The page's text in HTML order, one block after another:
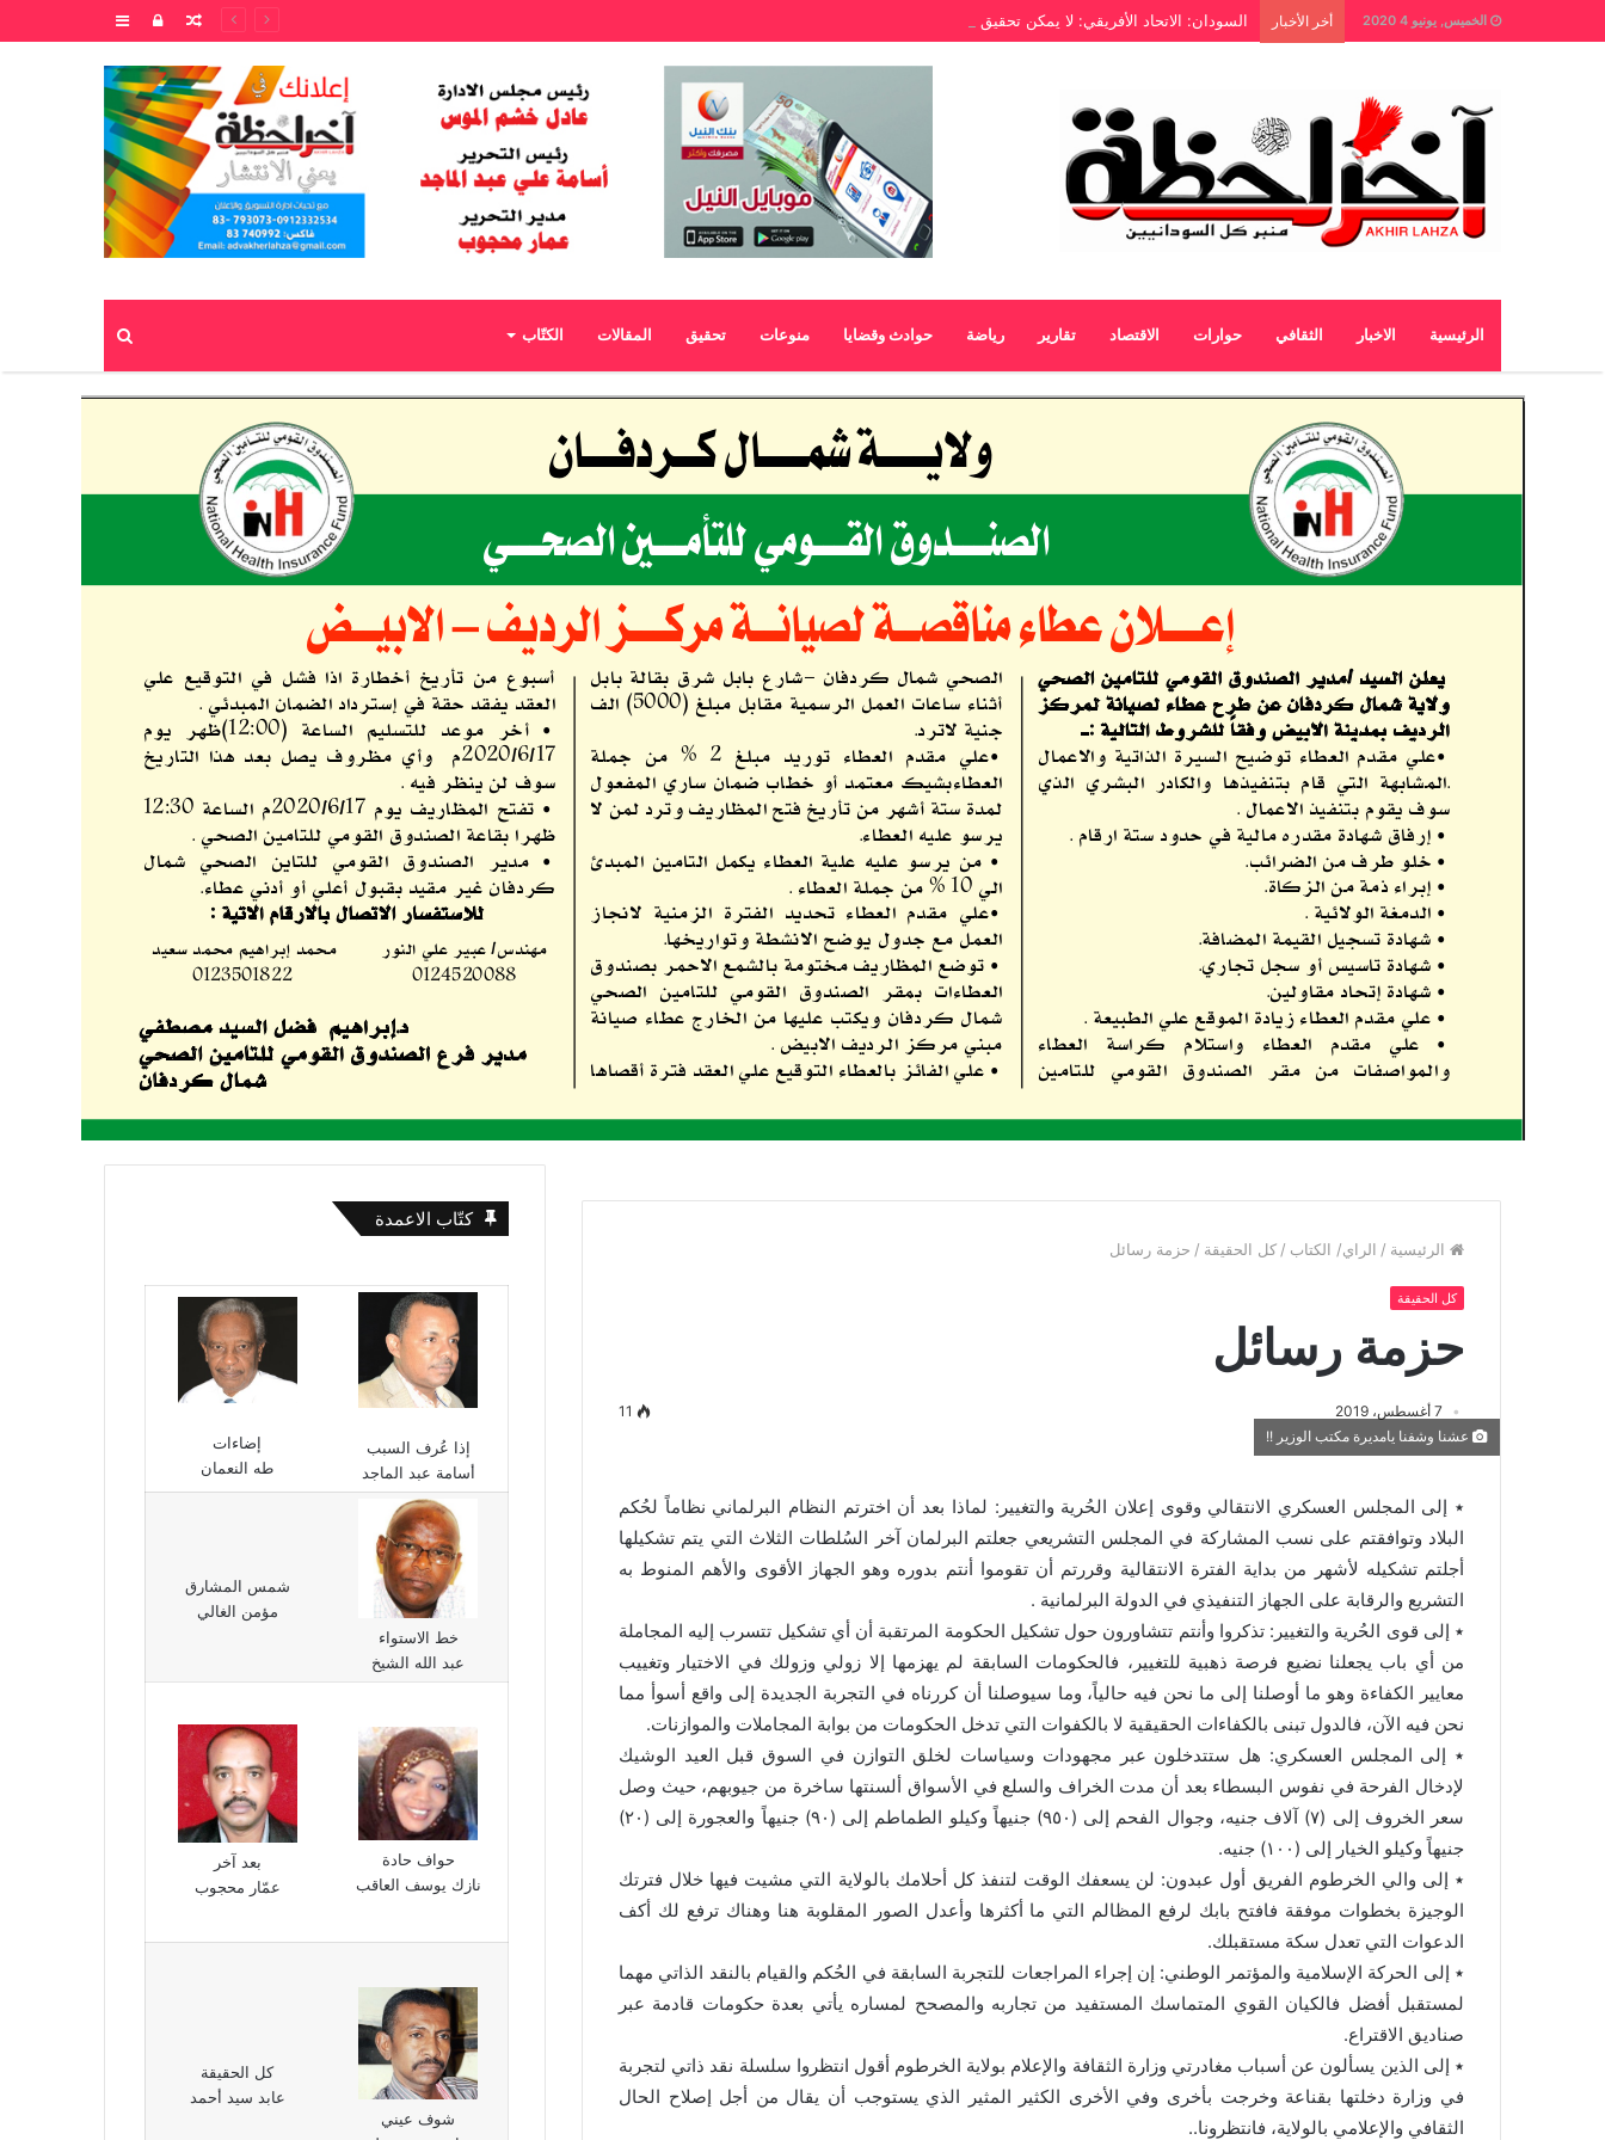
الخميس, يونيو 4 2020 أخر الأخبار السودان: الاتحاد الأفريقي: لا يمكن تحقيق الطفرة الرقمية دون الكهرباء
عمود
جانبي
تسجيل
الدخول
مقال
عشوائي
الرئيسية الاخبار الثقافي حوارات الاقتصاد تقارير رياضة حوادث وقضايا منوعات تحقيق المقالات الكتّاب
الرئيسية / الراي/ الكتاب / كل الحقيقة / حزمة رسائل
كل الحقيقة
حزمة رسائل
7 أغسطس، 2019 11
عشنا وشفنا يامديرة مكتب الوزير !!
٭ إلى المجلس العسكري الانتقالي وقوى إعلان الحُرية والتغيير: لماذا بعد أن اخترتم النظام البرلماني نظاماً لحُكم
البلاد وتوافقتم على نسب المشاركة في المجلس التشريعي جعلتم البرلمان آخر السُلطات الثلاث التي يتم تشكيلها
أجلتم تشكيله لأشهر من بداية الفترة الانتقالية وقررتم أن تقوموا أنتم بدوره وهو الجهاز الأقوى والأهم المنوط به
التشريع والرقابة على الجهاز التنفيذي في الدولة البرلمانية .
٭ إلى قوى الحُرية والتغيير: تذكروا وأنتم تتشاورون حول تشكيل الحكومة المرتقبة أن أي تشكيل تتسرب إليه المجاملة
من أي باب يجعلنا نضيع فرصة ذهبية للتغيير، فالحكومات السابقة لم يهزمها إلا زولي وزولك في الاختيار وتغييب
معايير الكفاءة وهو ما أوصلنا إلى ما نحن فيه حالياً، وما سيوصلنا أن كررناه في التجربة الجديدة إلى واقع أسوأ مما
نحن فيه الآن، فالدول تبنى بالكفاءات الحقيقية لا بالكفوات التي تدخل الحكومات من بوابة المجاملات والموازنات.
٭ إلى المجلس العسكري: هل ستتدخلون عبر مجهودات وسياسات لخلق التوازن في السوق قبل العيد الوشيك
لإدخال الفرحة في نفوس البسطاء بعد أن مدت الخراف والسلع في الأسواق ألسنتها ساخرة من جيوبهم، حيث وصل
سعر الخروف إلى (٧) آلاف جنيه، وجوال الفحم إلى (٩٥٠) جنيهاً وكيلو الطماطم إلى (٩٠) جنيهاً والعجورة إلى (٢٠)
جنيهاً وكيلو الخيار إلى (١٠٠) جنيه.
٭ إلى والي الخرطوم الفريق أول عبدون: لن يسعفك الوقت لتنفذ كل أحلامك بالولاية التي مشيت فيها خلال فترتك
الوجيزة بخطوات موفقة فافتح بابك لرفع المظالم التي ما أكثرها وأعدل الصور المقلوبة هنا وهناك ترفع لك أكف
الدعوات التي تعدل سكة مستقبلك.
٭ إلى الحركة الإسلامية والمؤتمر الوطني: إن إجراء المراجعات للتجربة السابقة في الحُكم والقيام بالنقد الذاتي مهما
لمستقبل أفضل فالكيان القوي المتماسك المستفيد من تجاربه والمصحح لمساره يأتي بعدة حكومات قادمة عبر
صناديق الاقتراع.
٭ إلى الذين يسألون عن أسباب مغادرتي وزارة الثقافة والإعلام بولاية الخرطوم أقول انتظروا سلسلة نقد ذاتي لتجربة
في وزارة دخلتها بقناعة وخرجت بأخرى وفي الأخرى الكثير المثير الذي يستوجب أن يقال من أجل إصلاح الحال
الثقافي والإعلامي بالولاية، فانتظرونا..
كتّاب الاعمدة
إذا عُرف السبب
أسامة عبد الماجد
إضاءات
طه النعمان
خط الاستواء
عبد الله الشيخ
شمس المشارق
مؤمن الغالي
حواف حادة
نازك يوسف العاقب
بعد آخر
عمّار محجوب
شوف عيني
كل الحقيقة
عابد سيد أحمد